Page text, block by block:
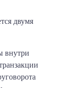
двумя
внутри